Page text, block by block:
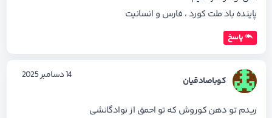
پاینده باد ملت کورد ، فارس و انسانیت
پاسخ
کوباصادقیان 14 دسامبر 2025
ریدم تو دهن کوروش که تو احمق از نوادگانشی